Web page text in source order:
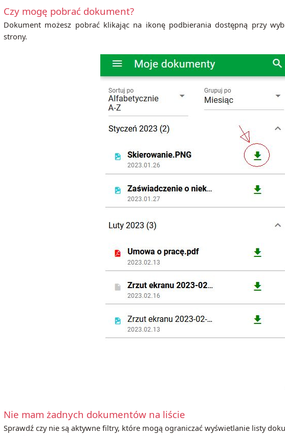
Czy mogę pobrać dokument?
Dokument możesz pobrać klikając na ikonę podbierania dostępną przy
strony.
Nie mam żadnych dokumentów na liście
Sprawdź czy nie są aktywne filtry, które mogą ograniczać wyświetlanie listy